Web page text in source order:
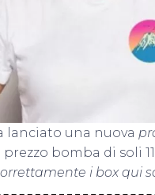
lanciato una nuova
bomba di soli
i box qui